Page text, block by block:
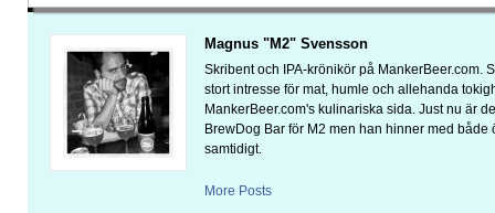
Magnus "M2" Svensson
Skribent och IPA-krönikör på MankerBeer.com.
stort intresse för mat, humle och allehanda
MankerBeer.com's kulinariska sida. Just nu är
BrewDog Bar för M2 men han hinner med
samtidigt.
More Posts